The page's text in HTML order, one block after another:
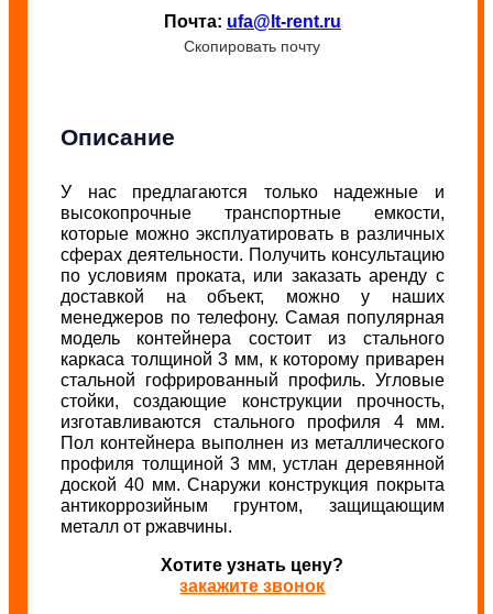
Почта: ufa@lt-rent.ru
Скопировать почту
Описание
У нас предлагаются только надежные и
высокопрочные транспортные емкости,
которые можно эксплуатировать в различных
сферах деятельности. Получить консультацию
по условиям проката, или заказать аренду с
доставкой на объект, можно у наших
менеджеров по телефону. Самая популярная
модель контейнера состоит из стального
каркаса толщиной 3 мм, к которому приварен
стальной гофрированный профиль. Угловые
стойки, создающие конструкции прочность,
изготавливаются стального профиля 4 мм.
Пол контейнера выполнен из металлического
профиля толщиной 3 мм, устлан деревянной
доской 40 мм. Снаружи конструкция покрыта
антикоррозийным грунтом, защищающим
металл от ржавчины.
Хотите узнать цену?
закажите звонок